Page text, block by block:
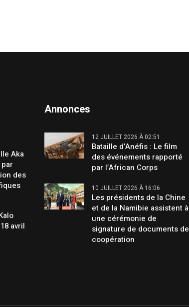
Aka
des
avril
Annonces
12 JUILLET 2026 À 02:51
Bataille d’Anéfis : Le film
des événements rapporté
par l’African Corps
10 JUILLET 2026 À 16:06
Les présidents de la Chine
et de la Namibie assistent à
une cérémonie de
signature de documents de
coopération